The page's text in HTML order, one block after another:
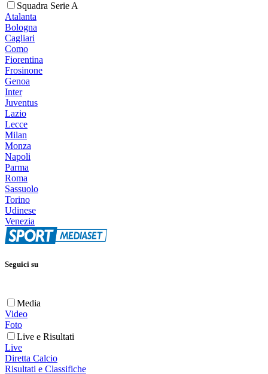
Squadra Serie A
Atalanta
Bologna
Cagliari
Como
Fiorentina
Frosinone
Genoa
Inter
Juventus
Lazio
Lecce
Milan
Monza
Napoli
Parma
Roma
Sassuolo
Torino
Udinese
Venezia
Seguici su
Media
Video
Foto
Live e Risultati
Live
Diretta Calcio
Risultati e Classifiche